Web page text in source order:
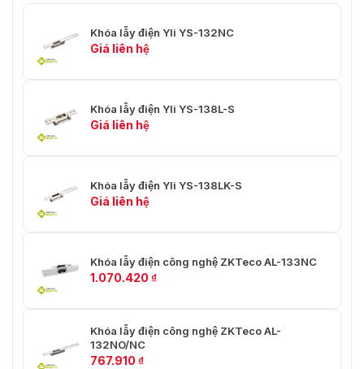
Khóa lẫy điện Yli YS-132NC
Giá liên hệ
Khóa lẫy điện Yli YS-138L-S
Giá liên hệ
Khóa lẫy điện Yli YS-138LK-S
Giá liên hệ
Khóa lẫy điện công nghệ ZKTeco AL-133NC
1.070.420 ₫
Khóa lẫy điện công nghệ ZKTeco AL-
132NO/NC
767.910 ₫